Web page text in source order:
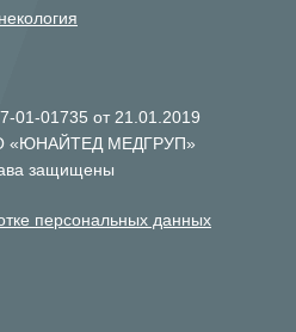
01-01735 от 21.01.2019
«ЮНАЙТЕД МЕДГРУП»
защищены
персональных данных